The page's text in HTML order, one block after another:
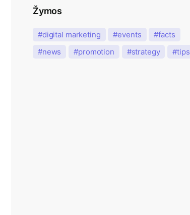
Žymos
digital marketing events
facts
news
promotion strategy tips